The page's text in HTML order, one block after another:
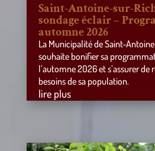
Saint-Antoine-sur-
sondage éclair –
automne 2026
La Municipalité de Saint-
souhaite bonifier sa
l’automne 2026 et s’assurer de
besoins de sa population.
lire plus